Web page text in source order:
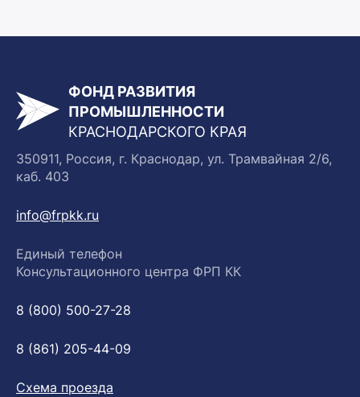
ФОНД РАЗВИТИЯ
ПРОМЫШЛЕННОСТИ
КРАСНОДАРСКОГО КРАЯ
350911, Россия, г. Краснодар, ул. Трамвайная 2/6,
каб. 403
info@frpkk.ru
Единый телефон
Консультационного центра ФРП КК
8 (800) 500-27-28
8 (861) 205-44-09
Схема проезда